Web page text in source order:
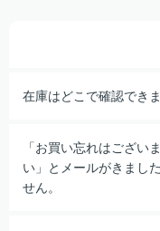
在庫はどこで確認でき
「お買い忘れはござい
い」とメールがきまし
せん。